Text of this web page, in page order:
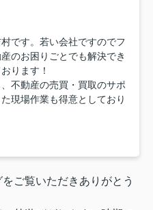
です。若い会社ですのでフ
のお困りごとでも解決でき
ります！
不動産の売買・買取のサポ
現場作業も得意としており
ご覧いただきありがとう